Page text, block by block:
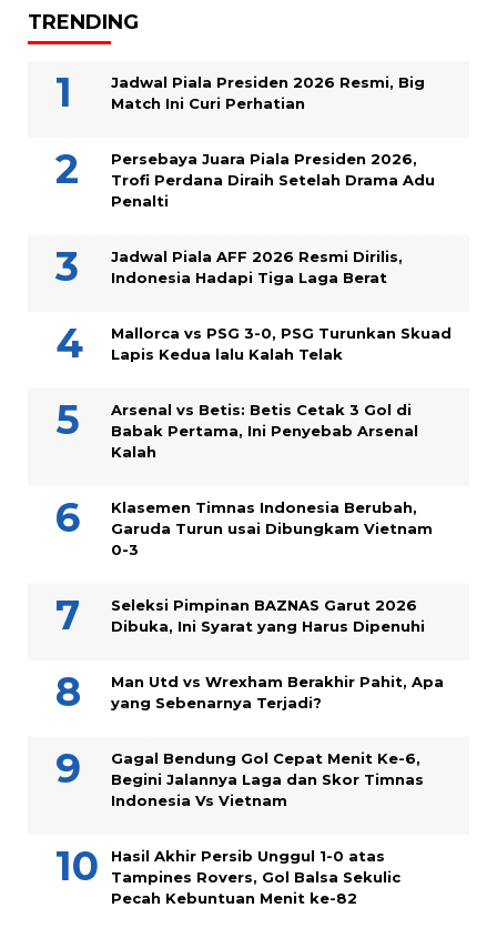
TRENDING
Jadwal Piala Presiden 2026 Resmi, Big
Match Ini Curi Perhatian
Persebaya Juara Piala Presiden 2026,
Trofi Perdana Diraih Setelah Drama Adu
Penalti
Jadwal Piala AFF 2026 Resmi Dirilis,
Indonesia Hadapi Tiga Laga Berat
Mallorca vs PSG 3-0, PSG Turunkan Skuad
Lapis Kedua lalu Kalah Telak
Arsenal vs Betis: Betis Cetak 3 Gol di
Babak Pertama, Ini Penyebab Arsenal
Kalah
Klasemen Timnas Indonesia Berubah,
Garuda Turun usai Dibungkam Vietnam
0-3
Seleksi Pimpinan BAZNAS Garut 2026
Dibuka, Ini Syarat yang Harus Dipenuhi
Man Utd vs Wrexham Berakhir Pahit, Apa
yang Sebenarnya Terjadi?
Gagal Bendung Gol Cepat Menit Ke-6,
Begini Jalannya Laga dan Skor Timnas
Indonesia Vs Vietnam
Hasil Akhir Persib Unggul 1-0 atas
Tampines Rovers, Gol Balsa Sekulic
Pecah Kebuntuan Menit ke-82